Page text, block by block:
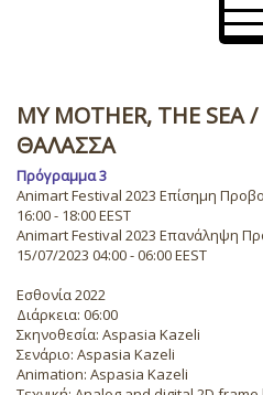
MY MOTHER, THE SEA/
ΘΆΛΑΣΣΑ
Πρόγραμμα 3
Animart Festival 2023 Επίσημη
16:00 - 18:00 EEST
Animart Festival 2023 Επανάληψη
15/07/2023 04:00 - 06:00 EEST
Εσθονία 2022
Διάρκεια: 06:00
Σκηνοθεσία: Aspasia Kazeli
Σενάριο: Aspasia Kazeli
Animation: Aspasia Kazeli